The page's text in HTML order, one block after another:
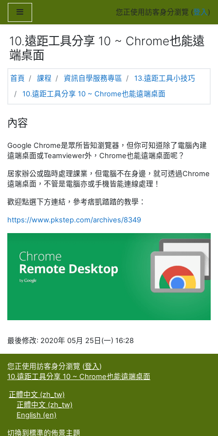
跳至主內容
您正使用訪客身分瀏覽 (登入)
10.遠距工具分享 10 ~ Chrome也能遠
端桌面
首頁 課程 資訊自學服務專區
13.遠距工具小技巧
10.遠距工具分享 10 ~ Chrome也能遠端桌面
內容
Google Chrome是眾所皆知瀏覽器，但你可知道除了電腦內建
遠端桌面或Teamviewer外，Chrome也能遠端桌面呢？
居家辦公或臨時處理課業，但電腦不在身邊，就可透過Chrome
遠端桌面，不管是電腦亦或手機皆能連線處理！
歡迎點選下方連結，參考痞凱踏踏的教學：
https://www.pkstep.com/archives/8349
最後修改: 2020年 05月 25日(一) 16:28
您正使用訪客身分瀏覽 (登入)
10.遠距工具分享 10 ~ Chrome也能遠端桌面
正體中文 ‎(zh_tw)‎
正體中文 ‎(zh_tw)‎
English ‎(en)‎
切換到標準的佈景主題